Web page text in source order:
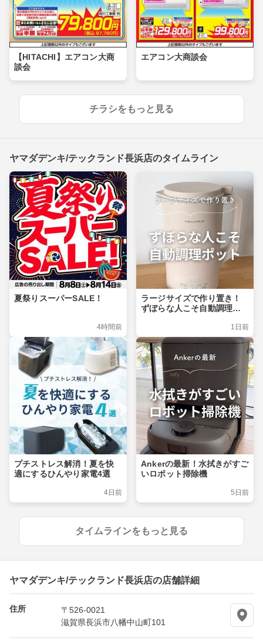
【HITACHI】エアコン大商
談会
エアコン大商談会
チラシをもっと見る
ヤマダデンキ/テックランド長浜店のタイムライン
夏祭りスーパーSALE！
4時間前
ラージサイズで作り置き！
ずぼらな人こそ自動調理ポ
1日前
プチストレス解消！夏を快
適にするひんやり家電4選
4日前
Ankerの最新！水拭きがすご
いロボット掃除機
5日前
タイムラインをもっと見る
ヤマダデンキ/テックランド長浜店の店舗詳細
住所
〒526-0021
滋賀県長浜市八幡中山町101